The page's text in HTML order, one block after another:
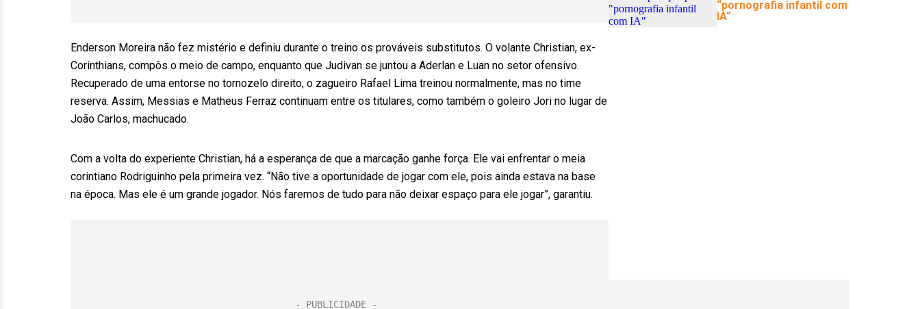
Enderson Moreira não fez mistério e definiu durante o treino os prováveis substitutos. O volante Christian, ex-
Corinthians, compôs o meio de campo, enquanto que Judivan se juntou a Aderlan e Luan no setor ofensivo.
Recuperado de uma entorse no tornozelo direito, o zagueiro Rafael Lima treinou normalmente, mas no time
reserva. Assim, Messias e Matheus Ferraz continuam entre os titulares, como também o goleiro Jori no lugar de
João Carlos, machucado.
Com a volta do experiente Christian, há a esperança de que a marcação ganhe força. Ele vai enfrentar o meia
corintiano Rodriguinho pela primeira vez. “Não tive a oportunidade de jogar com ele, pois ainda estava na base
na época. Mas ele é um grande jogador. Nós faremos de tudo para não deixar espaço para ele jogar”, garantiu.